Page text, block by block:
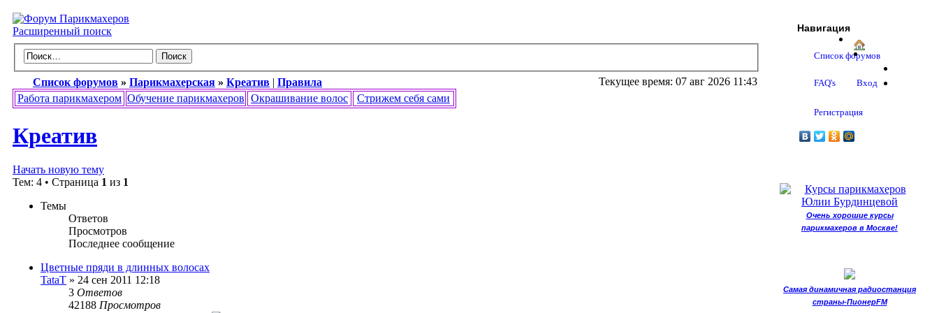
Расширенный поиск
Список форумов » Парикмахерская » Креатив | Правила
Текущее время: 07 авг 2026 11:43
Работа парикмахером Обучение парикмахеров Окрашивание волос Стрижем себя сами
Креатив
Начать новую тему
Тем: 4 • Страница 1 из 1
Темы
Ответов
Просмотров
Последнее сообщение
Цветные пряди в длинных волосах
TataT » 24 сен 2011 12:18
3 Ответов
42188 Просмотров
Навигация
Список форумов
FAQ's Вход
Регистрация
Очень хорошие курсы
парикмахеров в Москве!
Самая динамичная радиостанция
страны-ПионерFM